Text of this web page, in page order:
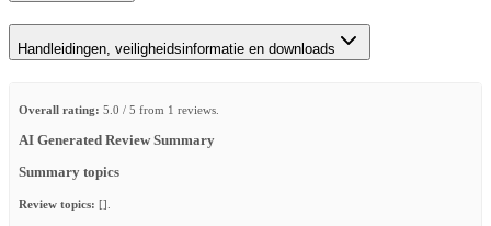
Handleidingen, veiligheidsinformatie en downloads
Overall rating: 5.0 / 5 from 1 reviews.
AI Generated Review Summary
Summary topics
Review topics: [].